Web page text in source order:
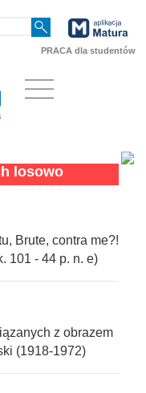
PRACA dla studentów
losowo
Brute, contra me?!
101 - 44 p. n. e)
z obrazem
(1918-1972)